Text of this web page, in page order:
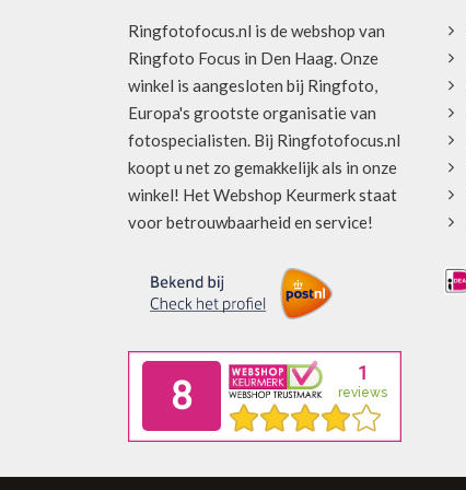
Ringfotofocus.nl is de webshop van
Ringfoto Focus in Den Haag. Onze
winkel is aangesloten bij Ringfoto,
Europa's grootste organisatie van
fotospecialisten. Bij Ringfotofocus.nl
koopt u net zo gemakkelijk als in onze
winkel! Het Webshop Keurmerk staat
voor betrouwbaarheid en service!